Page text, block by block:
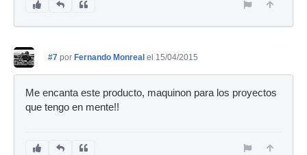
#7 por Fernando Monreal el 15/04/2015
Me encanta este producto, maquinon para los proyectos
que tengo en mente!!